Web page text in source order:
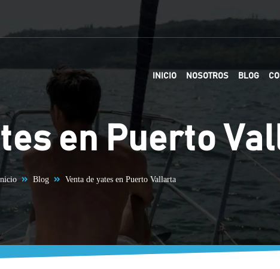
INICIO NOSOTROS BLOG
en Puerto
Blog Venta de yates en Puerto Vallarta